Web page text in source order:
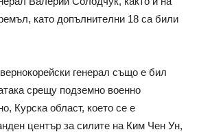
като допълнителни 18 са били
генерал също е бил
срещу подземно военно
Курска област, което се е
център за силите на Ким Чен Ун,